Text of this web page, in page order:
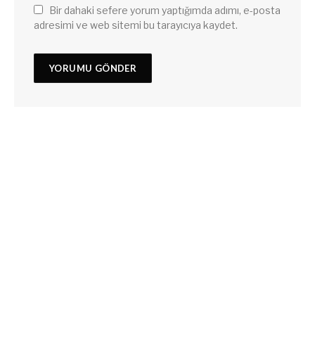
Bir dahaki sefere yorum yaptığımda adımı, e-posta
adresimi ve web sitemi bu tarayıcıya kaydet.